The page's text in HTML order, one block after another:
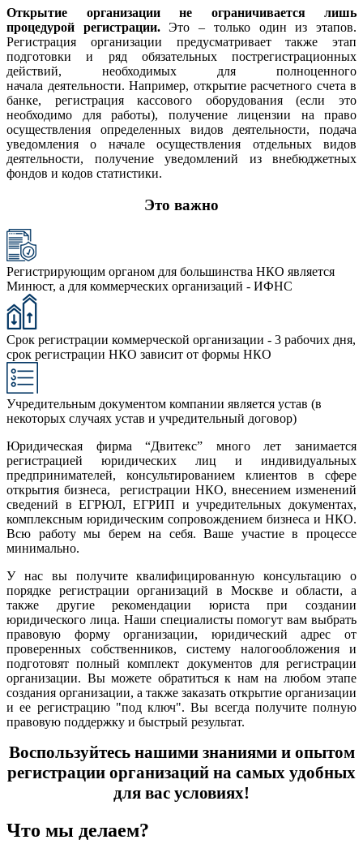
Открытие организации не ограничивается лишь
процедурой регистрации.Это – только один из этапов.
Регистрация организации предусматривает также этап
подготовки и ряд обязательных пострегистрационных
действий, необходимых для полноценного
начала деятельности. Например, открытие расчетного счета в
банке, регистрация кассового оборудования (если это
необходимо для работы), получение лицензии на право
осуществления определенных видов деятельности, подача
уведомления о начале осуществления отдельных видов
деятельности, получение уведомлений из внебюджетных
фондов и кодов статистики.
Это важно
Регистрирующим органом для большинства НКО является
Минюст, а для коммерческих организаций - ИФНС
Срок регистрации коммерческой организации - 3 рабочих дня,
срок регистрации НКО зависит от формы НКО
Учредительным документом компании является устав (в
некоторых случаях устав и учредительный договор)
Юридическая фирма “Двитекс” много лет занимается
регистрацией юридических лиц и индивидуальных
предпринимателей, консультированием клиентов в сфере
открытия бизнеса, регистрации НКО, внесением изменений
сведений в ЕГРЮЛ, ЕГРИП и учредительных документах,
комплексным юридическим сопровождением бизнеса и НКО.
Всю работу мы берем на себя. Ваше участие в процессе
минимально.
У нас вы получите квалифицированную консультацию о
порядке регистрации организаций в Москве и области, а
также другие рекомендации юриста при создании
юридического лица. Наши специалисты помогут вам выбрать
правовую форму организации, юридический адрес от
проверенных собственников, систему налогообложения и
подготовят полный комплект документов для регистрации
организации. Вы можете обратиться к нам на любом этапе
создания организации, а также заказать открытие организации
и ее регистрацию "под ключ". Вы всегда получите полную
правовую поддержку и быстрый результат.
Воспользуйтесь нашими знаниями и опытом
регистрации организаций на самых удобных
для вас условиях!
Что мы делаем?